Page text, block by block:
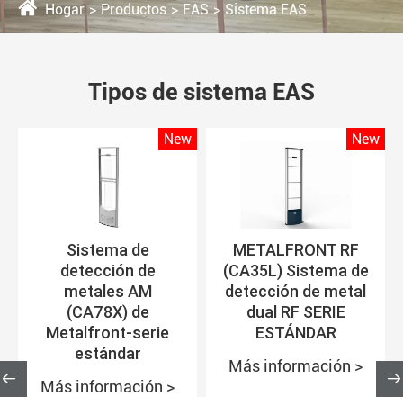
Hogar Productos EAS Sistema EAS
Tipos de sistema EAS
New
Sistema de
detección de
metales AM
(CA78X) de
Metalfront-serie
estándar
Más información >
New
METALFRONT RF
(CA35L) Sistema de
detección de metal
dual RF SERIE
ESTÁNDAR
Más información >
 